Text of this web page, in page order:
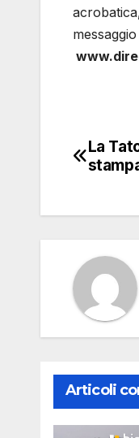
La
Articoli